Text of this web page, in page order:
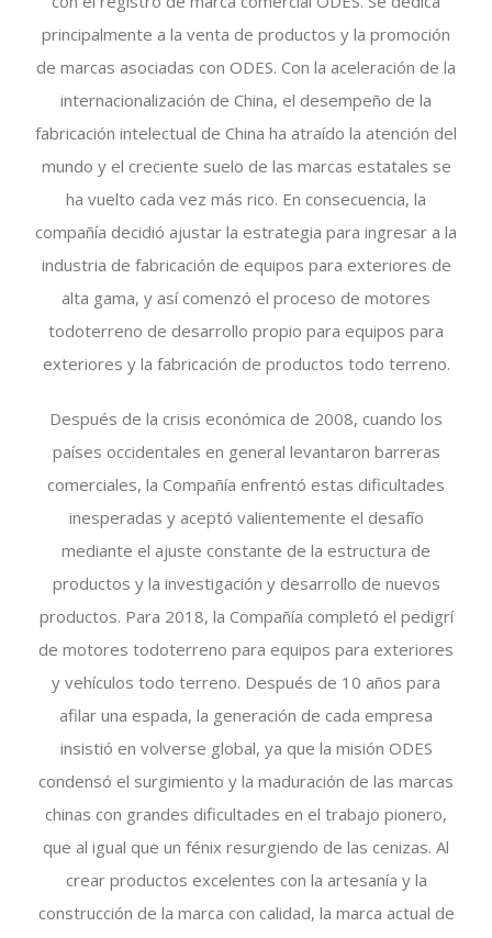
principalmente a la venta de productos y la promoción
de marcas asociadas con ODES. Con la aceleración de la
internacionalización de China, el desempeño de la
fabricación intelectual de China ha atraído la atención del
mundo y el creciente suelo de las marcas estatales se
ha vuelto cada vez más rico. En consecuencia, la
compañía decidió ajustar la estrategia para ingresar a la
industria de fabricación de equipos para exteriores de
alta gama, y así comenzó el proceso de motores
todoterreno de desarrollo propio para equipos para
exteriores y la fabricación de productos todo terreno.
Después de la crisis económica de 2008, cuando los
países occidentales en general levantaron barreras
comerciales, la Compañía enfrentó estas dificultades
inesperadas y aceptó valientemente el desafío
mediante el ajuste constante de la estructura de
productos y la investigación y desarrollo de nuevos
productos. Para 2018, la Compañía completó el pedigrí
de motores todoterreno para equipos para exteriores
y vehículos todo terreno. Después de 10 años para
afilar una espada, la generación de cada empresa
insistió en volverse global, ya que la misión ODES
condensó el surgimiento y la maduración de las marcas
chinas con grandes dificultades en el trabajo pionero,
que al igual que un fénix resurgiendo de las cenizas. Al
crear productos excelentes con la artesanía y la
construcción de la marca con calidad, la marca actual de